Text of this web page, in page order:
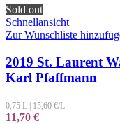
Sold out
Schnellansicht
Zur Wunschliste
2019 St. Laurent
Karl Pfaffmann
0,75 L | 15,60 €/L
11,70 €